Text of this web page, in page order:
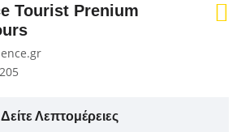
Tourist Prenium
Δείτε Λεπτομέρειες